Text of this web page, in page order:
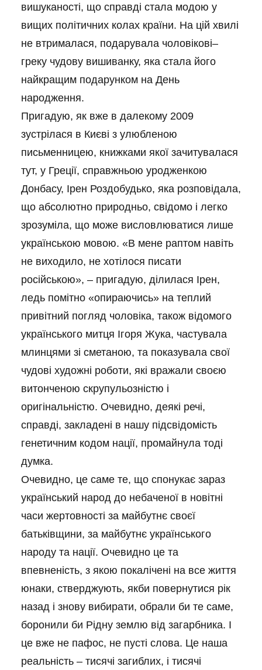
вишуканості, що справді стала модою у
вищих політичних колах країни. На цій хвилі
не втрималася, подарувала чоловікові–
греку чудову вишиванку, яка стала його
найкращим подарунком на День
народження.
Пригадую, як вже в далекому 2009
зустрілася в Києві з улюбленою
письменницею, книжками якої зачитувалася
тут, у Греції, справжньою уродженкою
Донбасу, Ірен Роздобудько, яка розповідала,
що абсолютно природньо, свідомо і легко
зрозуміла, що може висловлюватися лише
українською мовою. «В мене раптом навіть
не виходило, не хотілося писати
російською», – пригадую, ділилася Ірен,
ледь помітно «опираючись» на теплий
привітний погляд чоловіка, також відомого
українського митця Ігоря Жука, частувала
млинцями зі сметаною, та показувала свої
чудові художні роботи, які вражали своєю
витонченою скрупульозністю і
оригінальністю. Очевидно, деякі речі,
справді, закладені в нашу підсвідомість
генетичним кодом нації, промайнула тоді
думка.
Очевидно, це саме те, що спонукає зараз
український народ до небаченої в новітні
часи жертовності за майбутнє своєї
батьківщини, за майбутнє українського
народу та нації. Очевидно це та
впевненість, з якою покалічені на все життя
юнаки, стверджують, якби повернутися рік
назад і знову вибирати, обрали би те саме,
боронили би Рідну землю від загарбника. І
це вже не пафос, не пусті слова. Це наша
реальність – тисячі загиблих, і тисячі